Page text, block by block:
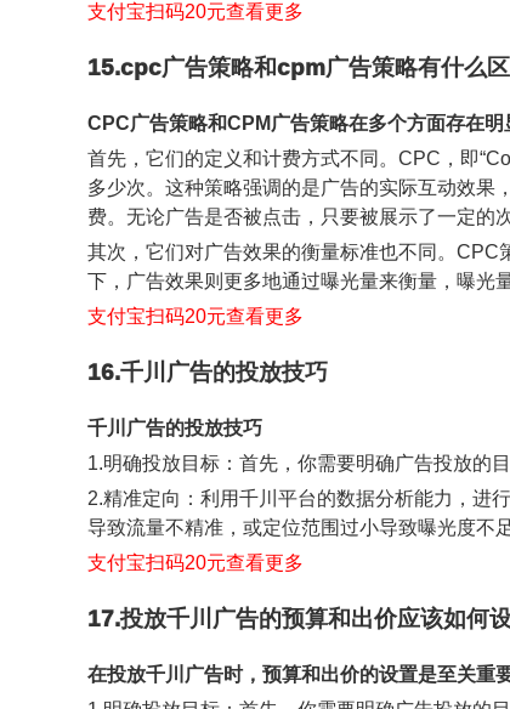
支付宝扫码20元查看更多
15.cpc广告策略和cpm广告策略有什么区
CPC广告策略和CPM广告策略在多个方面存在明
首先，它们的定义和计费方式不同。CPC，即
多少次。这种策略强调的是广告的实际互动效果
费。无论广告是否被点击，只要被展示了一定的
其次，它们对广告效果的衡量标准也不同。
下，广告效果则更多地通过曝光量来衡量，曝光
支付宝扫码20元查看更多
16.千川广告的投放技巧
千川广告的投放技巧
1.明确投放目标：首先，你需要明确广告投放的
2.精准定向：利用千川平台的数据分析能力，进
导致流量不精准，或定位范围过小导致曝光度不足
支付宝扫码20元查看更多
17.投放千川广告的预算和出价应该如何
在投放千川广告时，预算和出价的设置是至关重